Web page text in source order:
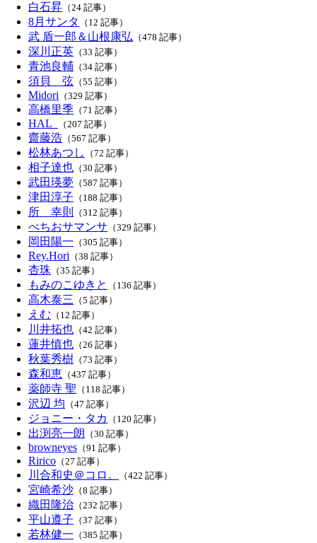
白石昇 （24 記事）
8月サンタ （12 記事）
武 盾一郎＆山根康弘 （478 記事）
深川正英 （33 記事）
青池良輔 （34 記事）
須貝 弦 （55 記事）
Midori （329 記事）
高橋里季 （71 記事）
HAL_ （207 記事）
齋藤浩 （567 記事）
松林あつし （72 記事）
相子達也 （30 記事）
武田瑛夢 （587 記事）
津田淳子 （188 記事）
所 幸則 （312 記事）
べちおサマンサ （329 記事）
岡田陽一 （305 記事）
Rey.Hori （38 記事）
杏珠 （35 記事）
もみのこゆきと （136 記事）
高木泰三 （5 記事）
えむ （12 記事）
川井拓也 （42 記事）
蓮井慎也 （26 記事）
秋葉秀樹 （73 記事）
森和恵 （437 記事）
薬師寺 聖 （118 記事）
沢辺 均 （47 記事）
ジョニー・タカ （120 記事）
出渕亮一朗 （30 記事）
browneyes （91 記事）
Ririco （27 記事）
川合和史＠コロ。 （422 記事）
宮崎希沙 （8 記事）
織田隆治 （232 記事）
平山遵子 （37 記事）
若林健一 （385 記事）